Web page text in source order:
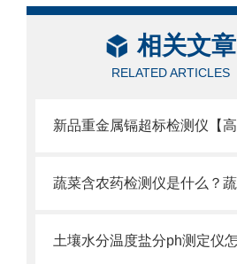
相关文章
RELATED ARTICLES